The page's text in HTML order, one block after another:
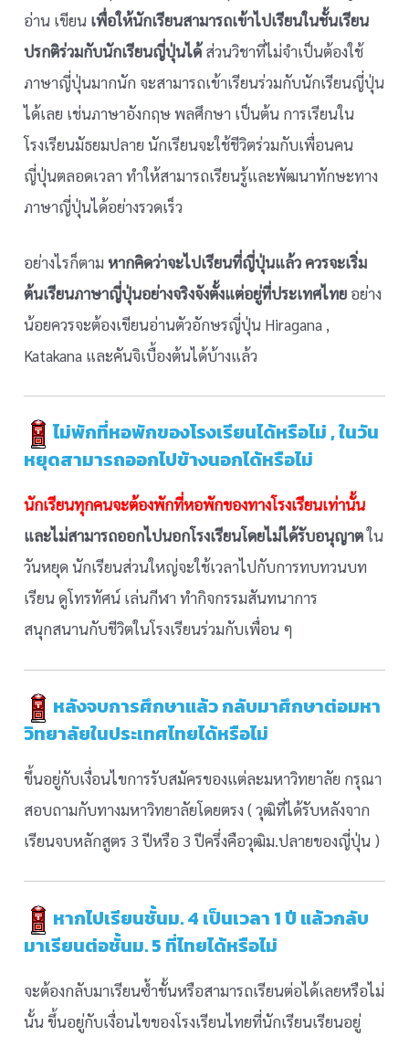
อ่าน เขียน เพื่อให้นักเรียนสามารถเข้าไปเรียนในชั้นเรียน
ปรกติร่วมกับนักเรียนญี่ปุ่นได้ส่วนวิชาที่ไม่จำเป็นต้องใช้
ภาษาญี่ปุ่นมากนัก จะสามารถเข้าเรียนร่วมกับนักเรียนญี่ปุ่น
ได้เลย เช่นภาษาอังกฤษ พลศึกษา เป็นต้น การเรียนใน
โรงเรียนมัธยมปลาย นักเรียนจะใช้ชีวิตร่วมกับเพื่อนคน
ญี่ปุ่นตลอดเวลา ทำให้สามารถเรียนรู้และพัฒนาทักษะทาง
ภาษาญี่ปุ่นได้อย่างรวดเร็ว
อย่างไรก็ตามหากคิดว่าจะไปเรียนที่ญี่ปุ่นแล้ว ควรจะเริ่ม
ต้นเรียนภาษาญี่ปุ่นอย่างจริงจังตั้งแต่อยู่ที่ประเทศไทย อย่าง
น้อยควรจะต้องเขียนอ่านตัวอักษรญี่ปุ่น Hiragana ,
Katakana และคันจิเบื้องต้นได้บ้างแล้ว
ไม่พักที่หอพักของโรงเรียนได้หรือไม่ , ในวัน
หยุดสามารถออกไปข้างนอกได้หรือไม่
นักเรียนทุกคนจะต้องพักที่หอพักของทางโรงเรียนเท่านั้น
และไม่สามารถออกไปนอกโรงเรียนโดยไม่ได้รับอนุญาตใน
วันหยุด นักเรียนส่วนใหญ่จะใช้เวลาไปกับการทบทวนบท
เรียน ดูโทรทัศน์ เล่นกีฬา ทำกิจกรรมสันทนาการ
สนุกสนานกับชีวิตในโรงเรียนร่วมกับเพื่อน ๆ
หลังจบการศึกษาแล้ว กลับมาศึกษาต่อมหา
วิทยาลัยในประเทศไทยได้หรือไม่
ขึ้นอยู่กับเงื่อนไขการรับสมัครของแต่ละมหาวิทยาลัย กรุณา
สอบถามกับทางมหาวิทยาลัยโดยตรง ( วุฒิที่ได้รับหลังจาก
เรียนจบหลักสูตร 3 ปีหรือ 3 ปีครึ่งคือวุฒิม.ปลายของญี่ปุ่น )
หากไปเรียนชั้นม. 4 เป็นเวลา 1 ปี แล้วกลับ
มาเรียนต่อชั้นม. 5 ที่ไทยได้หรือไม่
จะต้องกลับมาเรียนซ้ำชั้นหรือสามารถเรียนต่อได้เลยหรือไม่
นั้น ขึ้นอยู่กับเงื่อนไขของโรงเรียนไทยที่นักเรียนเรียนอยู่